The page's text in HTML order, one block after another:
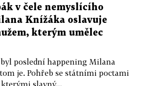
v čele nemyslícího
Knížáka oslavuje
kterým umělec
poslední happening Milana
je. Pohřeb se státními poctami
slavný...